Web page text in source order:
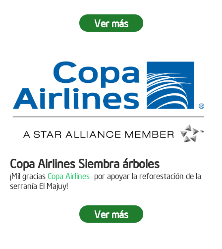
Jornada de reforestación
15 personas
Ver más
Copa Airlines Siembra árboles
¡Mil gracias Copa Airlines por apoyar la reforestación de la
serranía El Majuy!
Siembra en el Páramo Aguas Vivas
Ver más